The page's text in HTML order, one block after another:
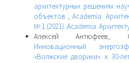
архитектурных решениях
объектов ,Academia.
№ 1 (2021): Academia.
Алексей Антюфеев,
Инновационный
«Волжские дворики»: к 30-